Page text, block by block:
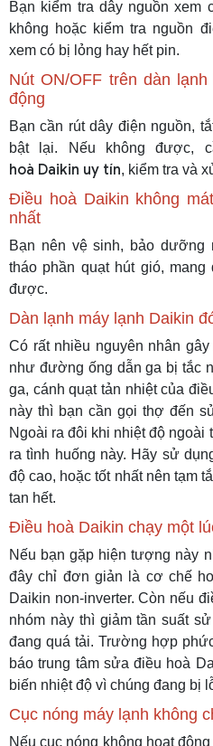
Bạn kiểm tra dây nguồn xem
không hoặc kiểm tra nguồn
xem có bị lỏng hay hết pin.
Nút ON/OFF trên dàn
động
Bạn cần rút dây điện nguồn,
bật lại. Nếu không được,
hoà Daikin uy tín, kiểm tra và
Điều hoà Daikin không
nhất
Bạn nên vệ sinh, bảo dưỡng
tháo phần quạt hút gió,
được.
Dàn lạnh máy lạnh Daikin
Có rất nhiều nguyên nhân
như đường ống dẫn ga bị tắc
ga, cánh quạt tản nhiệt của
này thì bạn cần gọi thợ đến
Ngoài ra đôi khi nhiệt độ ngoài
ra tình huống này. Hãy sử
độ cao, hoặc tốt nhất nên tạm
tan hết.
Điều hoà Daikin chạy một
Nếu bạn gặp hiện tượng này
đây chỉ đơn giản là cơ chế
Daikin non-inverter. Còn nếu
nhóm này thì giảm tần suất
đang quá tải. Trường hợp
báo trung tâm sửa điều hoà
biến nhiệt độ vì chúng đang bị
Cục nóng máy lạnh không
Nếu cục nóng không hoạt